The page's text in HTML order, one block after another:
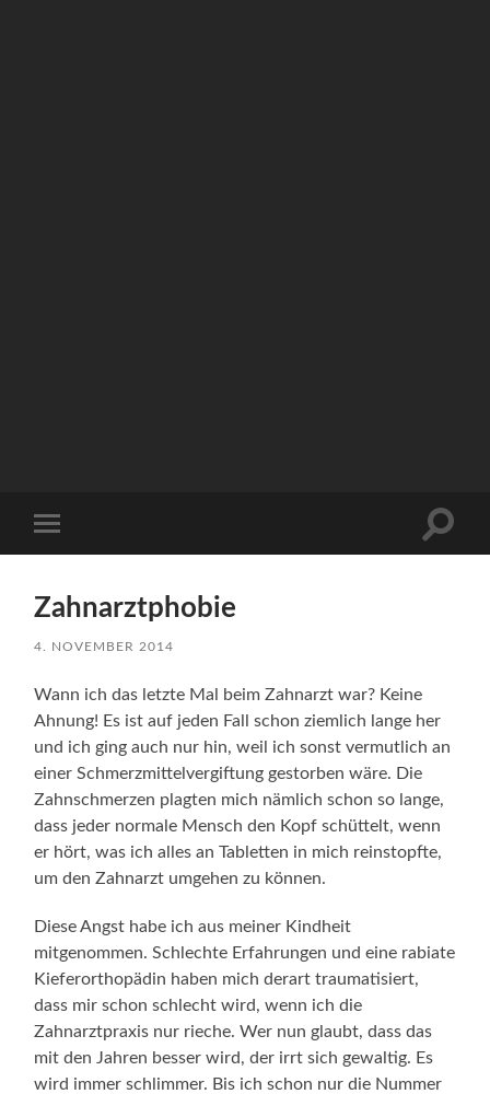
Menü
Zahnarztphobie
4. NOVEMBER 2014
Wann ich das letzte Mal beim Zahnarzt war? Keine
Ahnung! Es ist auf jeden Fall schon ziemlich lange her
und ich ging auch nur hin, weil ich sonst vermutlich an
einer Schmerzmittelvergiftung gestorben wäre. Die
Zahnschmerzen plagten mich nämlich schon so lange,
dass jeder normale Mensch den Kopf schüttelt, wenn
er hört, was ich alles an Tabletten in mich reinstopfte,
um den Zahnarzt umgehen zu können.
Diese Angst habe ich aus meiner Kindheit
mitgenommen. Schlechte Erfahrungen und eine rabiate
Kieferorthopädin haben mich derart traumatisiert,
dass mir schon schlecht wird, wenn ich die
Zahnarztpraxis nur rieche. Wer nun glaubt, dass das
mit den Jahren besser wird, der irrt sich gewaltig. Es
wird immer schlimmer. Bis ich schon nur die Nummer